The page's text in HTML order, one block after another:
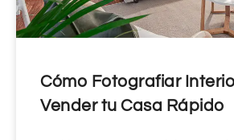
Cómo Fotografiar
Vender tu Casa Rápido